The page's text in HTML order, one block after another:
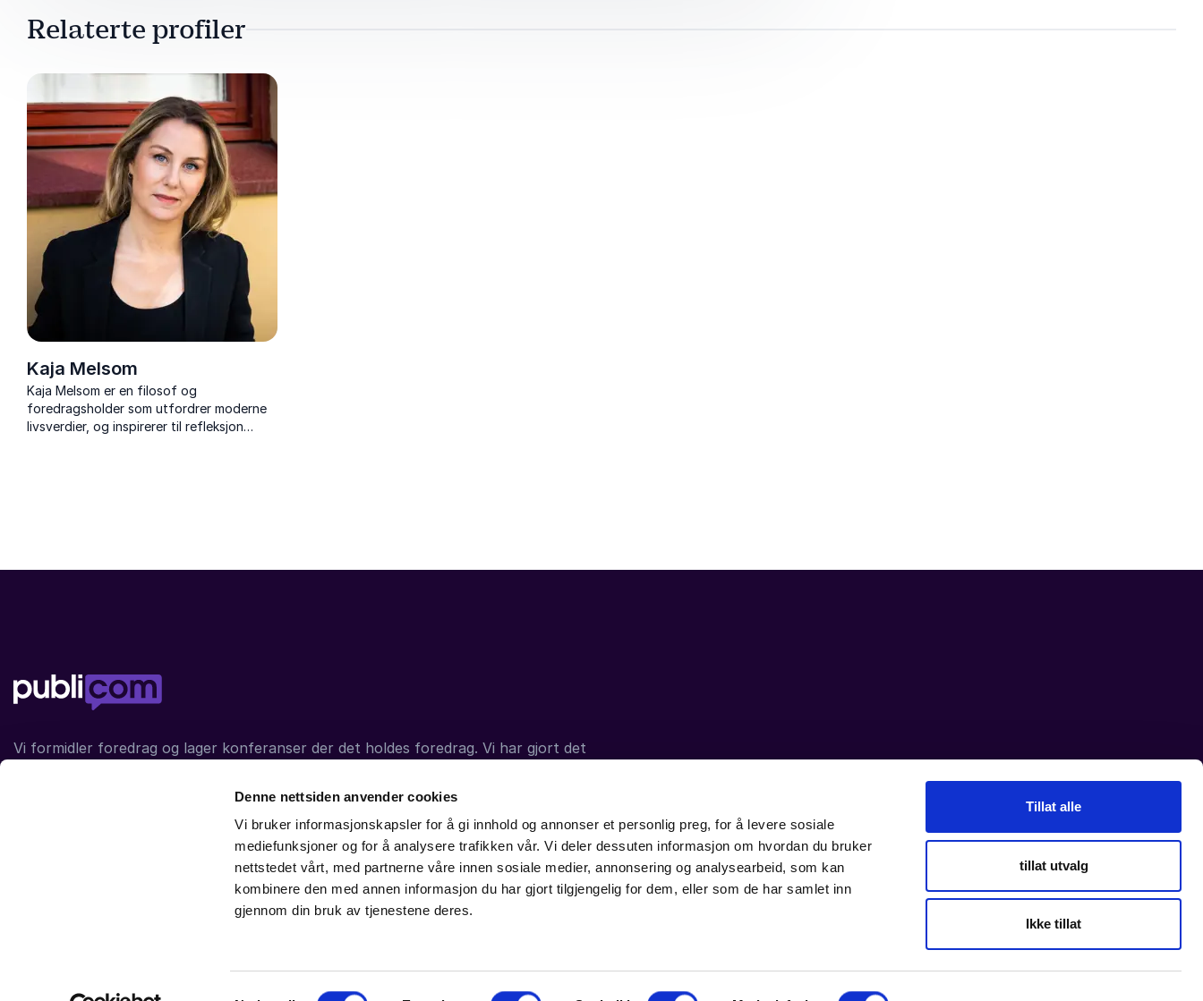
Denne nettsiden anvender cookies
Vi bruker informasjonskapsler for å gi innhold og annonser et personlig preg, for å levere sosiale
mediefunksjoner og for å analysere trafikken vår. Vi deler dessuten informasjon om hvordan du bruker
nettstedet vårt, med partnerne våre innen sosiale medier, annonsering og analysearbeid, som kan
kombinere den med annen informasjon du har gjort tilgjengelig for dem, eller som de har samlet inn
gjennom din bruk av tjenestene deres.
Samtykkevalg
Tillat alle
tillat utvalg
Ikke tillat
Relaterte profiler
Kaja Melsom
Kaja Melsom er en filosof og
foredragsholder som utfordrer moderne
livsverdier, og inspirerer til refleksjon
Vi formidler foredrag og lager konferanser der det holdes foredrag. Vi har gjort det
gjort.
3117 Tønsbergkontakt@publicom.no Telefon: CookiesDatapolitik